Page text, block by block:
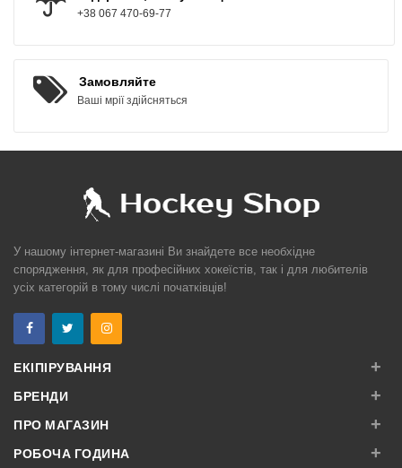
+38 067 470-69-77
Замовляйте
Ваші мрії здійсняться
У нашому інтернет-магазині Ви знайдете все необхідне
спорядження, як для професійних хокеїстів, так і для любителів
усіх категорій в тому числі початківців!
ЕКІПІРУВАННЯ +
БРЕНДИ +
ПРО МАГАЗИН +
РОБОЧА ГОДИНА +